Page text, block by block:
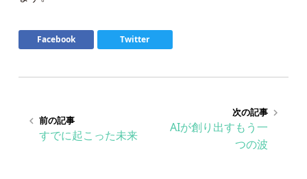
Facebook Twitter
keyboard_arrow_left 前の記事
すでに起こった未来
keyboard_arrow_right
次の記事
AIが創り出すもう一
つの波